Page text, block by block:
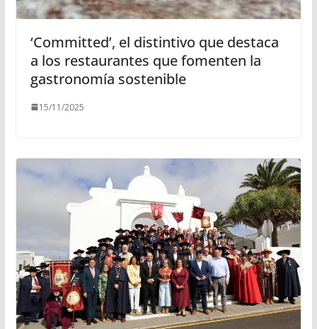
‘Committed’, el distintivo que destaca
a los restaurantes que fomenten la
gastronomía sostenible
15/11/2025